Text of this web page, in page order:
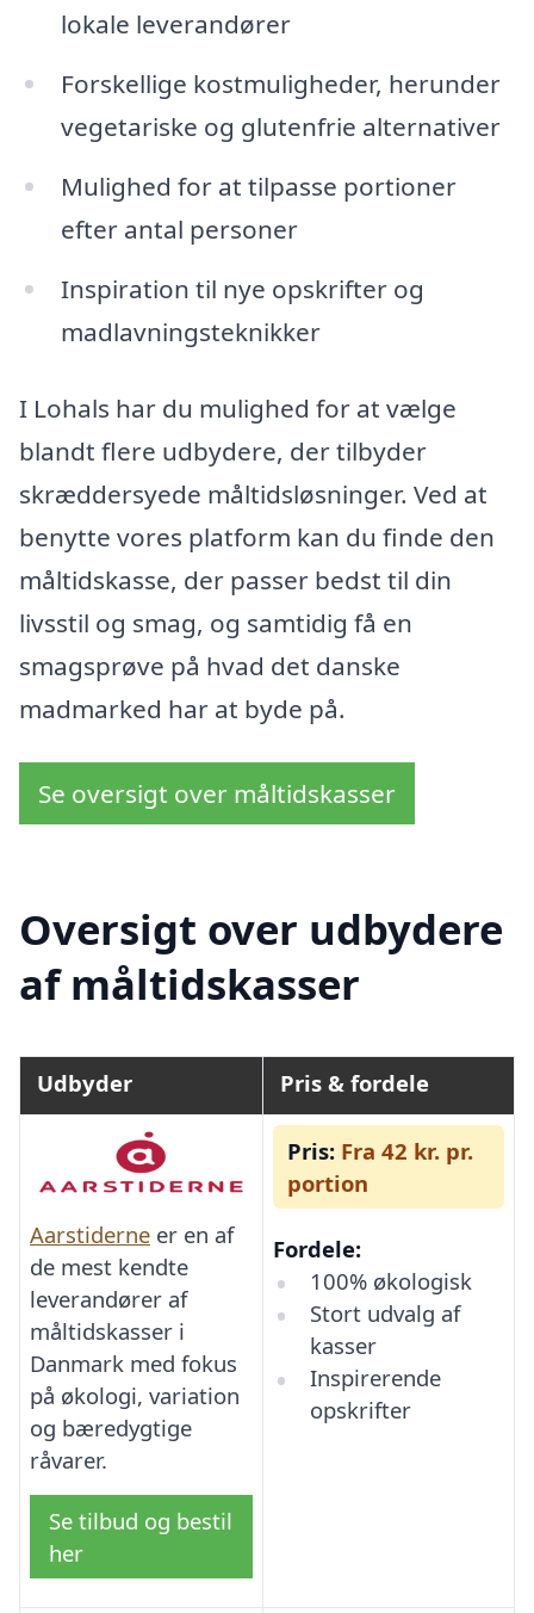
lokale leverandører
Forskellige kostmuligheder, herunder
vegetariske og glutenfrie alternativer
Mulighed for at tilpasse portioner
efter antal personer
Inspiration til nye opskrifter og
madlavningsteknikker
I Lohals har du mulighed for at vælge
blandt flere udbydere, der tilbyder
skræddersyede måltidsløsninger. Ved at
benytte vores platform kan du finde den
måltidskasse, der passer bedst til din
livsstil og smag, og samtidig få en
smagsprøve på hvad det danske
madmarked har at byde på.
Se oversigt over måltidskasser
Oversigt over udbydere
af måltidskasser
Udbyder Pris & fordele
Aarstiderne er en af
de mest kendte
leverandører af
måltidskasser i
Danmark med fokus
på økologi, variation
og bæredygtige
råvarer.
Se tilbud og bestil
her
Pris: Fra 42 kr. pr.
portion
Fordele:
100% økologisk
Stort udvalg af
kasser
Inspirerende
opskrifter